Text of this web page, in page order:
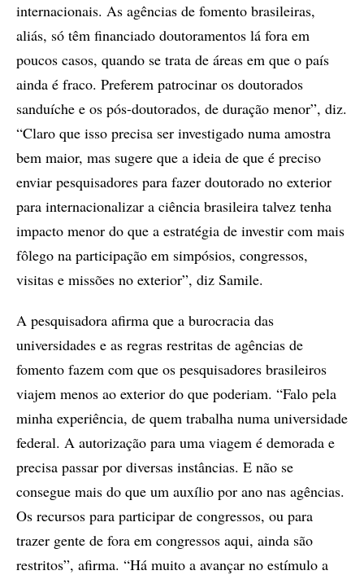
internacionais. As agências de fomento brasileiras,
aliás, só têm financiado doutoramentos lá fora em
poucos casos, quando se trata de áreas em que o país
ainda é fraco. Preferem patrocinar os doutorados
sanduíche e os pós-doutorados, de duração menor”, diz.
“Claro que isso precisa ser investigado numa amostra
bem maior, mas sugere que a ideia de que é preciso
enviar pesquisadores para fazer doutorado no exterior
para internacionalizar a ciência brasileira talvez tenha
impacto menor do que a estratégia de investir com mais
fôlego na participação em simpósios, congressos,
visitas e missões no exterior”, diz Samile.
A pesquisadora afirma que a burocracia das
universidades e as regras restritas de agências de
fomento fazem com que os pesquisadores brasileiros
viajem menos ao exterior do que poderiam. “Falo pela
minha experiência, de quem trabalha numa universidade
federal. A autorização para uma viagem é demorada e
precisa passar por diversas instâncias. E não se
consegue mais do que um auxílio por ano nas agências.
Os recursos para participar de congressos, ou para
trazer gente de fora em congressos aqui, ainda são
restritos”, afirma. “Há muito a avançar no estímulo a